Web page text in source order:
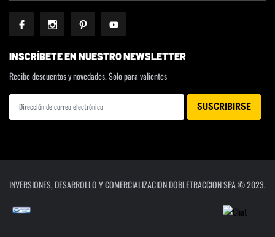
INSCRÍBETE EN NUESTRO NEWSLETTER
Recibe descuentos y novedades. Solo para valientes
INVERSIONES, DESARROLLO Y COMERCIALIZACION DOBLETRACCION SPA © 2023.